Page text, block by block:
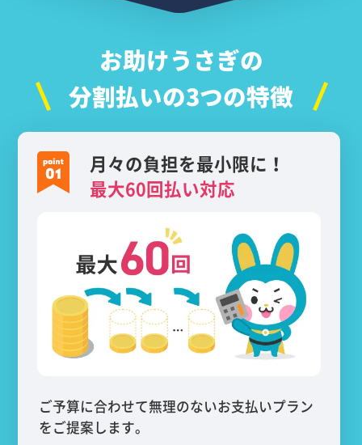
お助けうさぎの
分割払いの3つの特徴
月々の負担を最小限に！
最大60回払い対応
ご予算に合わせて無理のないお支払いプラン
をご提案します。